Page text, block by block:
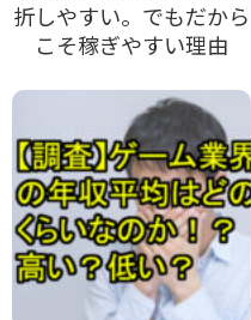
折しやすい。でもだから
こそ稼ぎやすい理由